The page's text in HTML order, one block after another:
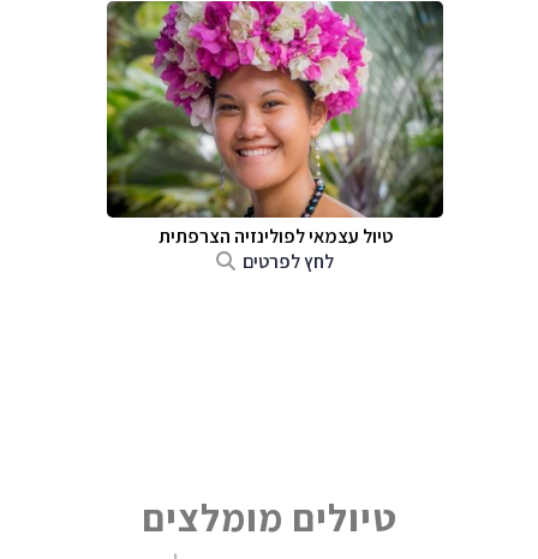
טיול עצמאי לפולינזיה הצרפתית
לחץ לפרטים
טיולים מומלצים